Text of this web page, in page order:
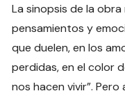
La sinopsis de la obra
pensamientos y
que duelen, en los
perdidas, en el color
nos hacen vivir”.